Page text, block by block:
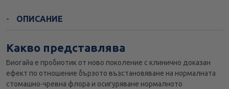
ОПИСАНИЕ
Какво представлява
Биогайа е пробиотик от ново поколение с клинично доказан
ефект по отношение бързото възстановяване на нормалната
стомашно-чревна флора и осигуряване нормалното